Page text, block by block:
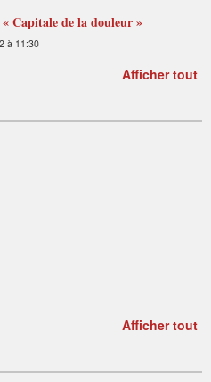
Capitale de la douleur »
à 11:30
Afficher tout
Afficher tout